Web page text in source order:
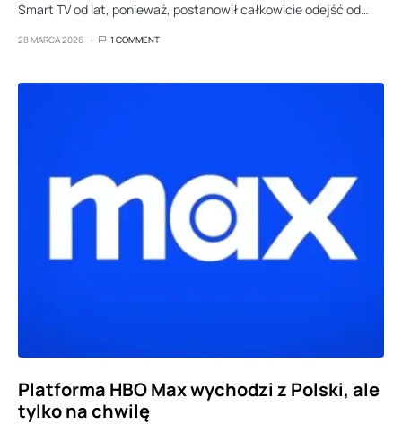
Smart TV od lat, ponieważ, postanowił całkowicie odejść od…
28 MARCA 2026 1 COMMENT
Platforma HBO Max wychodzi z Polski, ale
tylko na chwilę